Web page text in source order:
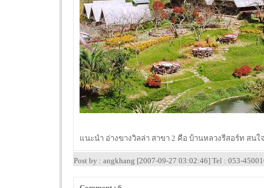
แนะนำ อ่างขางวิลล่า สาขา 2 คือ บ้านหลวงรีสอร์ท สน
Post by : angkhang [2007-09-27 03:02:46] Tel : 053-